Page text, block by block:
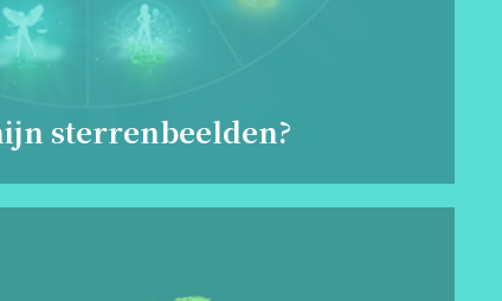
sterrenbeelden?